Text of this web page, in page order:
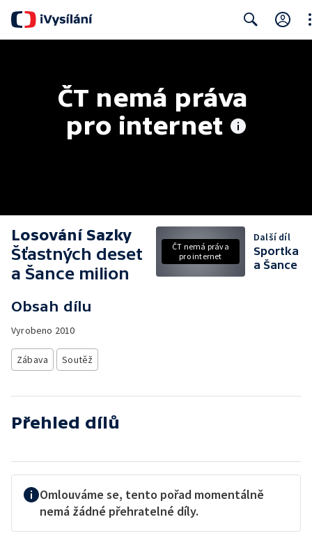
ČT nemá práva
pro internet
Losování Sazky
Šťastných deset
a Šance milion
Obsah dílu
Vyrobeno 2010
Zábava Soutěž
ČT nemá práva
pro internet
Další díl
Sportka
a Šance
Přehled dílů
Omlouváme se, tento pořad momentálně
nemá žádné přehratelné díly.